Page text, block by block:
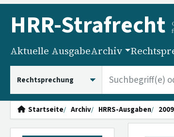
HRR-Strafrecht
Aktuelle AusgabeArchiv
Startseite Archiv HRRS-Ausgaben 2009